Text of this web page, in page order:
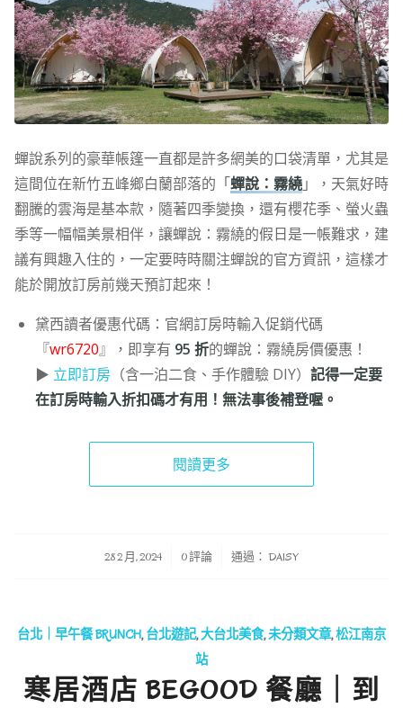
蟬說系列的豪華帳篷一直都是許多網美的口袋清單，尤其是
這間位在新竹五峰鄉白蘭部落的「蟬說：霧繞」，天氣好時
翻騰的雲海是基本款，隨著四季變換，還有櫻花季、螢火蟲
季等一幅幅美景相伴，讓蟬說：霧繞的假日是一帳難求，建
議有興趣入住的，一定要時時關注蟬說的官方資訊，這樣才
能於開放訂房前幾天預訂起來！
黛西讀者優惠代碼：官網訂房時輸入促銷代碼
『wr6720』，即享有 95 折的蟬說：霧繞房價優惠！
▶ 立即訂房（含一泊二食、手作體驗 DIY） 記得一定要
在訂房時輸入折扣碼才有用！無法事後補登喔。
閱讀更多
28 2 月, 2024
/ 0 評論 通過： DAISY
台北｜早午餐 BRUNCH,台北遊記,大台北美食,未分類文章,松江南京
站
寒居酒店 BEGOOD 餐廳｜到